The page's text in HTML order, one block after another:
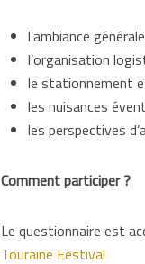
l’ambiance
l’organisation
le stationnement
les nuisances
les perspectives
Comment participer ?
Le questionnaire est
Touraine Festival